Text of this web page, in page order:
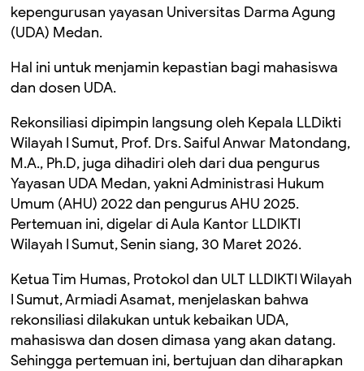
kepengurusan yayasan Universitas Darma Agung
(UDA) Medan.
Hal ini untuk menjamin kepastian bagi mahasiswa
dan dosen UDA.
Rekonsiliasi dipimpin langsung oleh Kepala LLDikti
Wilayah I Sumut, Prof. Drs. Saiful Anwar Matondang,
M.A., Ph.D, juga dihadiri oleh dari dua pengurus
Yayasan UDA Medan, yakni Administrasi Hukum
Umum (AHU) 2022 dan pengurus AHU 2025.
Pertemuan ini, digelar di Aula Kantor LLDIKTI
Wilayah I Sumut, Senin siang, 30 Maret 2026.
Ketua Tim Humas, Protokol dan ULT LLDIKTI Wilayah
I Sumut, Armiadi Asamat, menjelaskan bahwa
rekonsiliasi dilakukan untuk kebaikan UDA,
mahasiswa dan dosen dimasa yang akan datang.
Sehingga pertemuan ini, bertujuan dan diharapkan